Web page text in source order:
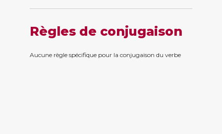
Règles de conjugaison
Aucune règle spécifique pour la conjugaison du verbe